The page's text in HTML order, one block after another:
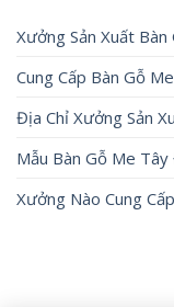
Xưởng Sản Xuất
Cung Cấp Bàn Gỗ
Địa Chỉ Xưởng Sản
Mẫu Bàn Gỗ Me
Xưởng Nào Cung